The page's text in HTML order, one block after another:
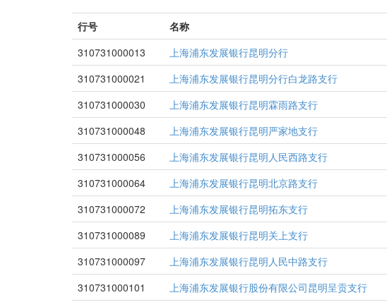
行号 名称
310731000013
上海浦东发展银行昆明分行
310731000021
上海浦东发展银行昆明分行白龙路支行
310731000030
上海浦东发展银行昆明霖雨路支行
310731000048
上海浦东发展银行昆明严家地支行
310731000056
上海浦东发展银行昆明人民西路支行
310731000064
上海浦东发展银行昆明北京路支行
310731000072
上海浦东发展银行昆明拓东支行
310731000089
上海浦东发展银行昆明关上支行
310731000097
上海浦东发展银行昆明人民中路支行
310731000101
上海浦东发展银行股份有限公司昆明呈贡支行